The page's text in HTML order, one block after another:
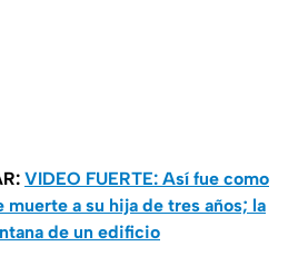
VIDEO FUERTE: Así fue como
muerte a su hija de tres años; la
de un edificio